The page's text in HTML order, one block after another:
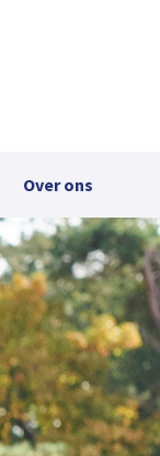
Over ons